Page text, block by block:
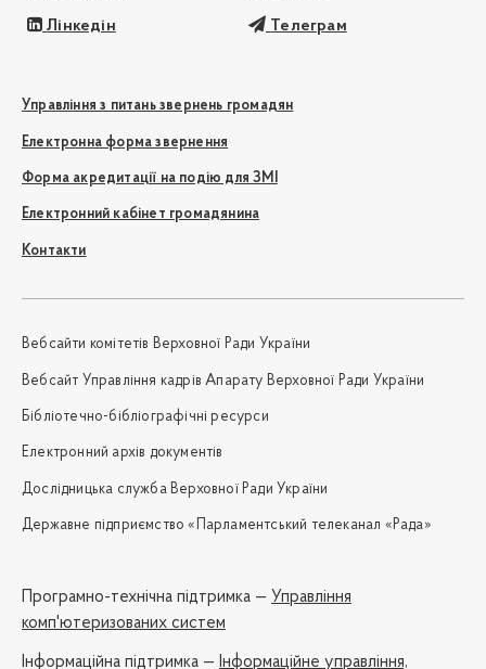
Лінкедін Телеграм
Управління з питань звернень громадян
Електронна форма звернення
Форма акредитації на подію для ЗМІ
Електронний кабінет громадянина
Контакти
Вебсайти комітетів Верховної Ради України
Вебсайт Управління кадрів Апарату Верховної Ради України
Бібліотечно-бібліографічні ресурси
Електронний архів документів
Дослідницька служба Верховної Ради України
Державне підприємство «Парламентський телеканал «Рада»
Програмно-технічна підтримка — Управління
комп'ютеризованих систем
Iнформаційна підтримка — Інформаційне управління,